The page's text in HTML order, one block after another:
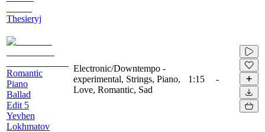
Thesieryj
Romantic
Piano
Ballad
Edit 5
Yevhen
Lokhmatov
Electronic/Downtempo -
experimental, Strings, Piano,
Love, Romantic, Sad
1:15 -